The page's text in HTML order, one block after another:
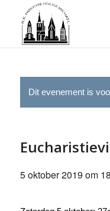
Dit evenement is
5 oktober 2019 om